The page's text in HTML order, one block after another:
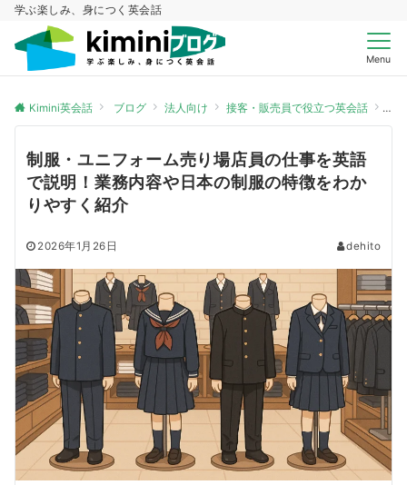
学ぶ楽しみ、身につく英会話
Menu
Kimini英会話 ブログ 法人向け 接客・販売員で役立つ英会話 制
制服・ユニフォーム売り場店員の仕事を英語
で説明！業務内容や日本の制服の特徴をわか
りやすく紹介
2026年1月26日 dehito